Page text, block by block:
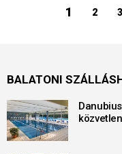
1 2 3
BALATONI